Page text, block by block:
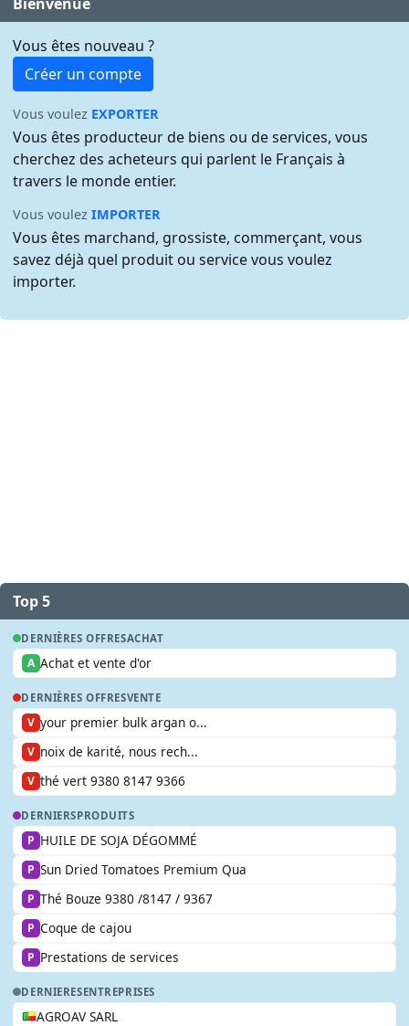
Vous êtes nouveau ?
Créer un compte
Vous voulez EXPORTER
Vous êtes producteur de biens ou de services, vous
cherchez des acheteurs qui parlent le Français à
travers le monde entier.
Vous voulezIMPORTER
Vous êtes marchand, grossiste, commerçant, vous
savez déjà quel produit ou service vous voulez
importer.
Top 5
DERNIÈRES OFFRESACHAT
A Achat et vente d'or
DERNIÈRES OFFRESVENTE
V your premier bulk argan o...
V noix de karité, nous rech...
V thé vert 9380 8147 9366
DERNIERSPRODUITS
P HUILE DE SOJA DÉGOMMÉ
P Sun Dried Tomatoes Premium Qua
P Thé Bouze 9380 /8147 / 9367
P Coque de cajou
P Prestations de services
DERNIERESENTREPRISES
AGROAV SARL